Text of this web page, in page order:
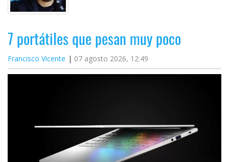
7 portátiles que pesan muy poco
Francisco Vicente 07 agosto 2026, 12:49